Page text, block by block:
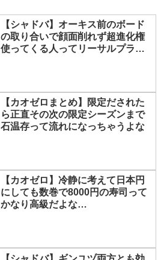
【シャドバ】オーキス前のボード
の取り合いで顔面削れず超進化権
使ってくる人ってリーサルプラン
【カオゼロまとめ】限定だされた
ら正直その次の限定シーズンまで
石温存って流れになっちゃうよな
【カオゼロ】冷静に考えて日本円
にしても数巻で8000円の寿司って
かなり高級だよな…